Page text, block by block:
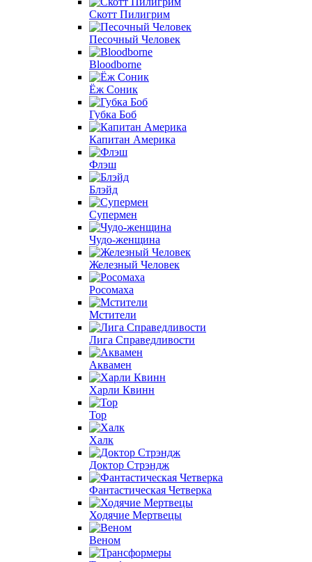
Скотт Пилигрим
Песочный Человек
Bloodborne
Ёж Соник
Губка Боб
Капитан Америка
Флэш
Блэйд
Супермен
Чудо-женщина
Железный Человек
Росомаха
Мстители
Лига Справедливости
Аквамен
Харли Квинн
Тор
Халк
Доктор Стрэндж
Фантастическая Четверка
Ходячие Мертвецы
Веном